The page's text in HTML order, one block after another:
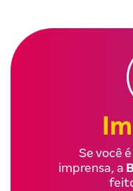
Se você
imprensa, a